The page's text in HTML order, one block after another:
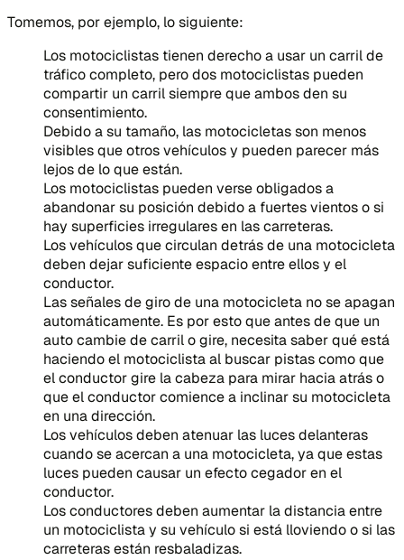
Tomemos, por ejemplo, lo siguiente:
Los motociclistas tienen derecho a usar un carril de
tráfico completo, pero dos motociclistas pueden
compartir un carril siempre que ambos den su
consentimiento.
Debido a su tamaño, las motocicletas son menos
visibles que otros vehículos y pueden parecer más
lejos de lo que están.
Los motociclistas pueden verse obligados a
abandonar su posición debido a fuertes vientos o si
hay superficies irregulares en las carreteras.
Los vehículos que circulan detrás de una motocicleta
deben dejar suficiente espacio entre ellos y el
conductor.
Las señales de giro de una motocicleta no se apagan
automáticamente. Es por esto que antes de que un
auto cambie de carril o gire, necesita saber qué está
haciendo el motociclista al buscar pistas como que
el conductor gire la cabeza para mirar hacia atrás o
que el conductor comience a inclinar su motocicleta
en una dirección.
Los vehículos deben atenuar las luces delanteras
cuando se acercan a una motocicleta, ya que estas
luces pueden causar un efecto cegador en el
conductor.
Los conductores deben aumentar la distancia entre
un motociclista y su vehículo si está lloviendo o si las
carreteras están resbaladizas.